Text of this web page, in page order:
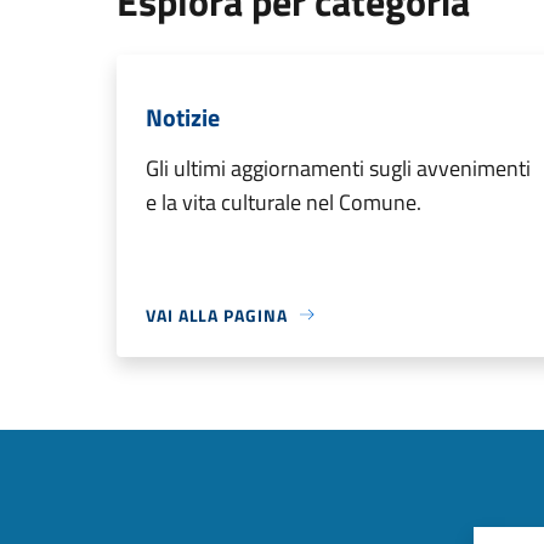
Notizie
Gli ultimi aggiornamenti sugli avvenimenti
e la vita culturale nel Comune.
VAI ALLA PAGINA